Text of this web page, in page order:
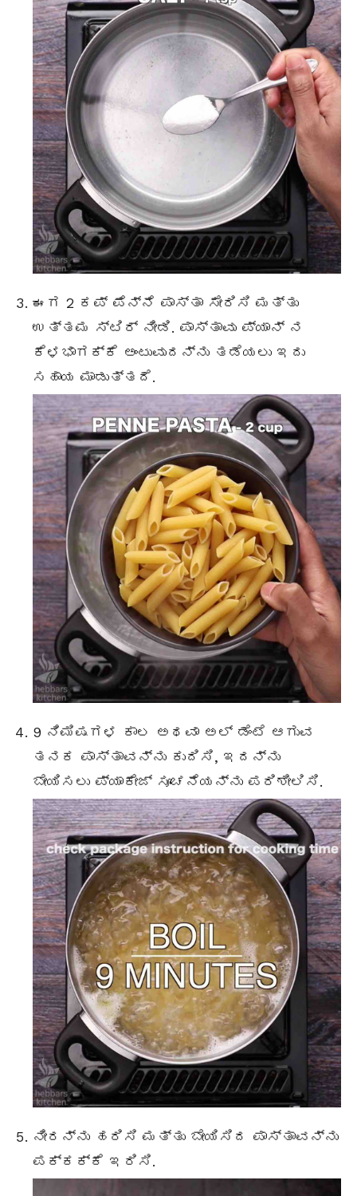
ಈಗ 2 ಕಪ್ ಪೆನ್ನೆ ಪಾಸ್ತಾ ಸೇರಿಸಿ ಮತ್ತು
ಉತ್ತಮ ಸ್ಟಿರ್ ನೀಡಿ. ಪಾಸ್ತಾವು ಪ್ಯಾನ್ ನ
ಕೆಳಭಾಗಕ್ಕೆ ಅಂಟುವುದನ್ನು ತಡೆಯಲು ಇದು
ಸಹಾಯ ಮಾಡುತ್ತದೆ.
9 ನಿಮಿಷಗಳ ಕಾಲ ಅಥವಾ ಅಲ್ ಡೆಂಟೆ ಆಗುವ
ತನಕ ಪಾಸ್ತಾವನ್ನು ಕುದಿಸಿ, ಇದನ್ನು
ಬೇಯಿಸಲು ಪ್ಯಾಕೇಜ್ ಸೂಚನೆಯನ್ನು ಪರಿಶೀಲಿಸಿ.
ನೀರನ್ನು ಹರಿಸಿ ಮತ್ತು ಬೇಯಿಸಿದ ಪಾಸ್ತಾವನ್ನು
ಪಕ್ಕಕ್ಕೆ ಇರಿಸಿ.